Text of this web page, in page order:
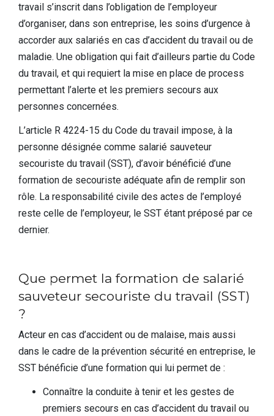
travail s’inscrit dans l’obligation de l’employeur
d’organiser, dans son entreprise, les soins d’urgence à
accorder aux salariés en cas d’accident du travail ou de
maladie. Une obligation qui fait d’ailleurs partie du Code
du travail, et qui requiert la mise en place de process
permettant l’alerte et les premiers secours aux
personnes concernées.
L’article R 4224-15 du Code du travail impose, à la
personne désignée comme salarié sauveteur
secouriste du travail (SST), d’avoir bénéficié d’une
formation de secouriste adéquate afin de remplir son
rôle. La responsabilité civile des actes de l’employé
reste celle de l’employeur, le SST étant préposé par ce
dernier.
Que permet la formation de salarié
sauveteur secouriste du travail (SST)
?
Acteur en cas d’accident ou de malaise, mais aussi
dans le cadre de la prévention sécurité en entreprise, le
SST bénéficie d’une formation qui lui permet de :
Connaître la conduite à tenir et les gestes de
premiers secours en cas d’accident du travail ou